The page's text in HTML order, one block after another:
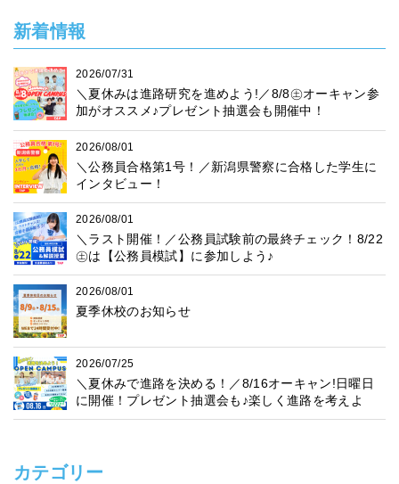
新着情報
2026/07/31
＼夏休みは進路研究を進めよう!／8/8㊏オーキャン参
加がオススメ♪プレゼント抽選会も開催中！
2026/08/01
＼公務員合格第1号！／新潟県警察に合格した学生に
インタビュー！
2026/08/01
＼ラスト開催！／公務員試験前の最終チェック！8/22
㊏は【公務員模試】に参加しよう♪
2026/08/01
夏季休校のお知らせ
2026/07/25
＼夏休みで進路を決める！／8/16オーキャン!日曜日
に開催！プレゼント抽選会も♪楽しく進路を考えよ
う！
カテゴリー